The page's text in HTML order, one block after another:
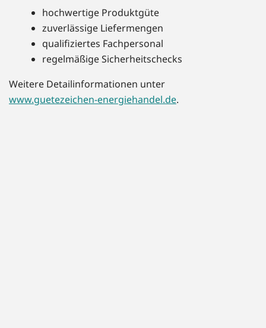
hochwertige Produktgüte
zuverlässige Liefermengen
qualifiziertes Fachpersonal
regelmäßige Sicherheitschecks
Weitere Detailinformationen unter
www.guetezeichen-energiehandel.de.